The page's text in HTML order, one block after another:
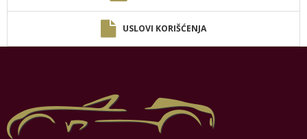
USLOVI KORIŠĆENJA